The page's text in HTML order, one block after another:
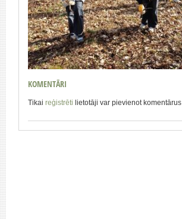
KOMENTĀRI
Tikai reģistrēti lietotāji var pievienot komentārus